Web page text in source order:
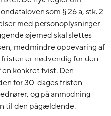
som § 26 a, stk. 2
med personoplysninger
øjemed skal slettes
medmindre opbevaring af
er nødvendig for den
konkret tvist. Den
for 30-dages fristen
og på anmodning
til den pågældende.